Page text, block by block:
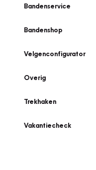
Bandenservice
Bandenshop
Velgenconfigurator
Overig
Trekhaken
Vakantiecheck